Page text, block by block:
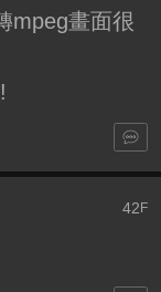
mpeg畫面很
42F